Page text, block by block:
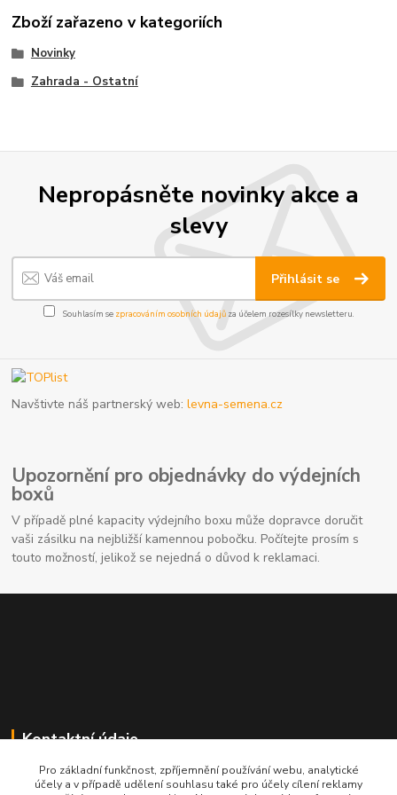
Zboží zařazeno v kategoriích
Novinky
Zahrada - Ostatní
Nepropásněte novinky akce a
slevy
Přihlásit se
Souhlasím se zpracováním osobních údajůza účelem rozesílky newsletteru.
Navštivte náš partnerský web:levna-semena.cz
Upozornění pro objednávky do výdejních
boxů
V případě plné kapacity výdejního boxu může dopravce doručit
vaši zásilku na nejbližší kamennou pobočku. Počítejte prosím s
touto možností, jelikož se nejedná o důvod k reklamaci.
Kontaktní údaje
704691325
Pro základní funkčnost, zpříjemnění používání webu, analytické
účely a v případě udělení souhlasu také pro účely cílení reklamy